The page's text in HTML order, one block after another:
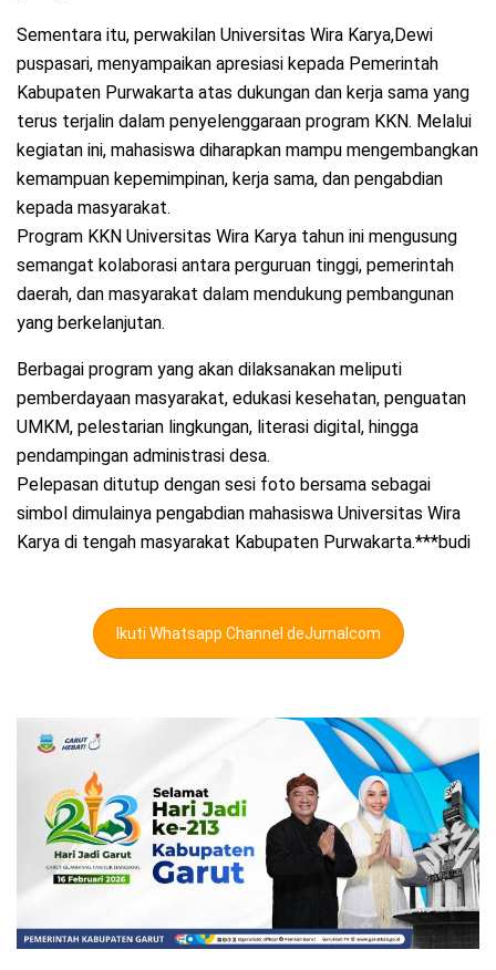
Sementara itu, perwakilan Universitas Wira Karya,Dewi
puspasari, menyampaikan apresiasi kepada Pemerintah
Kabupaten Purwakarta atas dukungan dan kerja sama yang
terus terjalin dalam penyelenggaraan program KKN. Melalui
kegiatan ini, mahasiswa diharapkan mampu mengembangkan
kemampuan kepemimpinan, kerja sama, dan pengabdian
kepada masyarakat.
Program KKN Universitas Wira Karya tahun ini mengusung
semangat kolaborasi antara perguruan tinggi, pemerintah
daerah, dan masyarakat dalam mendukung pembangunan
yang berkelanjutan.
Berbagai program yang akan dilaksanakan meliputi
pemberdayaan masyarakat, edukasi kesehatan, penguatan
UMKM, pelestarian lingkungan, literasi digital, hingga
pendampingan administrasi desa.
Pelepasan ditutup dengan sesi foto bersama sebagai
simbol dimulainya pengabdian mahasiswa Universitas Wira
Karya di tengah masyarakat Kabupaten Purwakarta.***budi
Ikuti Whatsapp Channel deJurnalcom